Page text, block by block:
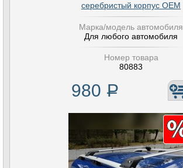
серебристый корпус OEM
Марка/модель автомобиля
Для любого автомобиля
Номер товара
80883
980 Р